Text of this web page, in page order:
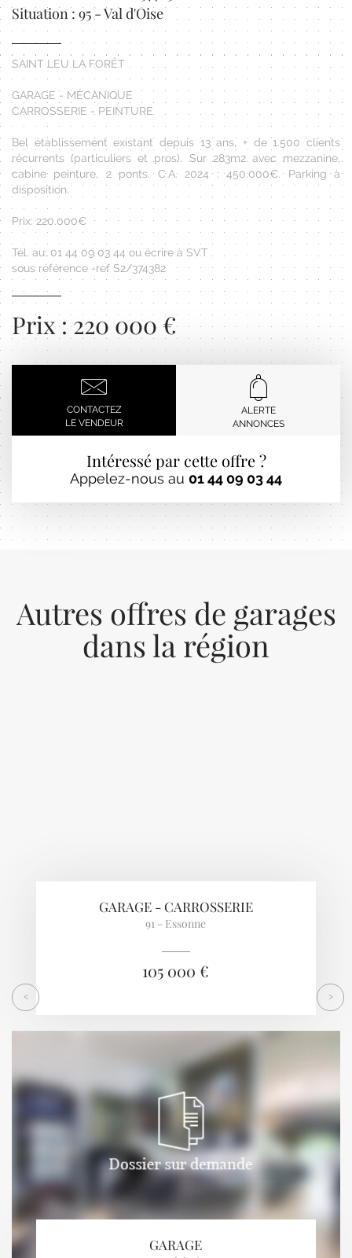
Situation : 95 - Val d'Oise
SAINT LEU LA FORÊT
GARAGE - MÉCANIQUE
CARROSSERIE - PEINTURE
Bel établissement existant depuis 13 ans, + de 1.500 clients
récurrents (particuliers et pros). Sur 283m2 avec mezzanine,
cabine peinture, 2 ponts. C.A. 2024 : 450.000€. Parking à
disposition.
Prix: 220.000€
Tél. au: 01 44 09 03 44 ou écrire à SVT
sous référence -ref S2/374382
Prix : 220 000 €
CONTACTEZ
LE VENDEUR
ALERTE
ANNONCES
Intéressé par cette offre ?
Appelez-nous au 01 44 09 03 44
Autres offres de garages
dans la région
GARAGE - CARROSSERIE
91 - Essonne
105 000 €
GARAGE
< >